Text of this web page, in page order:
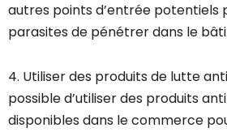
autres points d’entrée potentiels
parasites de pénétrer dans le
4. Utiliser des produits de lutte
possible d’utiliser des produits
disponibles dans le commerce